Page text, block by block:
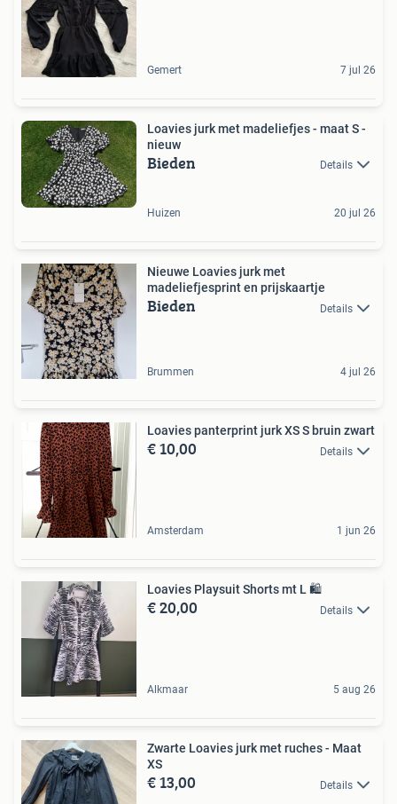
Gemert 7 jul 26
Loavies jurk met madeliefjes - maat S -
nieuw
Bieden Details
Huizen 20 jul 26
Nieuwe Loavies jurk met
madeliefjesprint en prijskaartje
Bieden Details
Brummen 4 jul 26
Loavies panterprint jurk XS S bruin zwart
€ 10,00 Details
Amsterdam 1 jun 26
Loavies Playsuit Shorts mt L 🛍
€ 20,00 Details
Alkmaar 5 aug 26
Zwarte Loavies jurk met ruches - Maat
XS
€ 13,00 Details